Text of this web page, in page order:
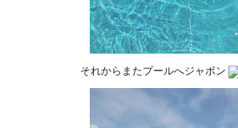
それからまたプールへジャボン